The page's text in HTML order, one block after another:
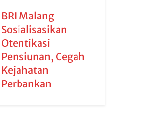
BRI Malang
Sosialisasikan
Otentikasi
Pensiunan, Cegah
Kejahatan
Perbankan